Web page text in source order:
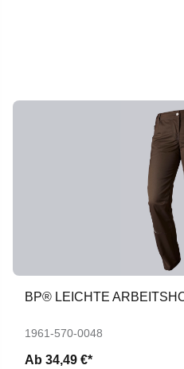
BP® LEICHTE
1961-570-0048
Ab 34,49 €*